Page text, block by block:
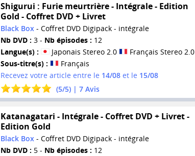
Shigurui : Furie meurtrière - Intégrale - Edition
Gold - Coffret DVD + Livret
Black Box - Coffret DVD Digipack - intégrale
Nb DVD : 3 - Nb épisodes : 12
Langue(s) :
Japonais Stereo 2.0
Français Stereo 2.0
Sous-titre(s) :
Français
Recevez votre article entre le 14/08et le 15/08
(5/5) | 7Avis
Katanagatari - Intégrale - Coffret DVD + Livret -
Edition Gold
Black Box- Coffret DVD Digipack - intégrale
Nb DVD : 5 - Nb épisodes : 12